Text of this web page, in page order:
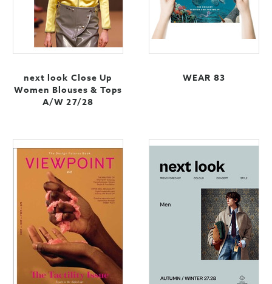
next look Close Up
Women Blouses & Tops
A/W 27/28
WEAR 83